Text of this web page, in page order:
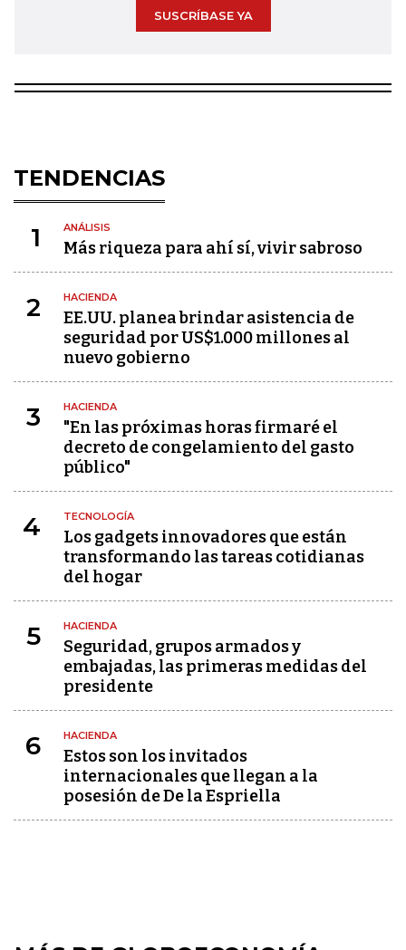
SUSCRÍBASE YA
TENDENCIAS
1 ANÁLISIS
Más riqueza para ahí sí, vivir sabroso
2 HACIENDA
EE.UU. planea brindar asistencia de
seguridad por US$1.000 millones al
nuevo gobierno
3 HACIENDA
"En las próximas horas firmaré el
decreto de congelamiento del gasto
público"
4 TECNOLOGÍA
Los gadgets innovadores que están
transformando las tareas cotidianas
del hogar
5 HACIENDA
Seguridad, grupos armados y
embajadas, las primeras medidas del
presidente
6 HACIENDA
Estos son los invitados
internacionales que llegan a la
posesión de De la Espriella